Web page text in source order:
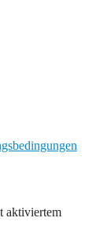
aktiviertem